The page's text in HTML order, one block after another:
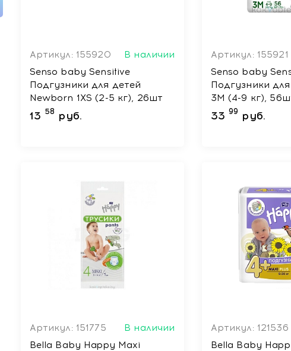
Артикул: 155920
В наличии
Senso baby Sensitive
Подгузники для детей
Newborn 1XS (2-5 кг), 26шт
13 58 руб.
Артикул: 155921
Senso baby
Подгузники
3M (4-9 кг),
33 99 руб.
Артикул: 151775
В наличии
Bella Baby Happy Maxi
Артикул: 121536
Bella Baby